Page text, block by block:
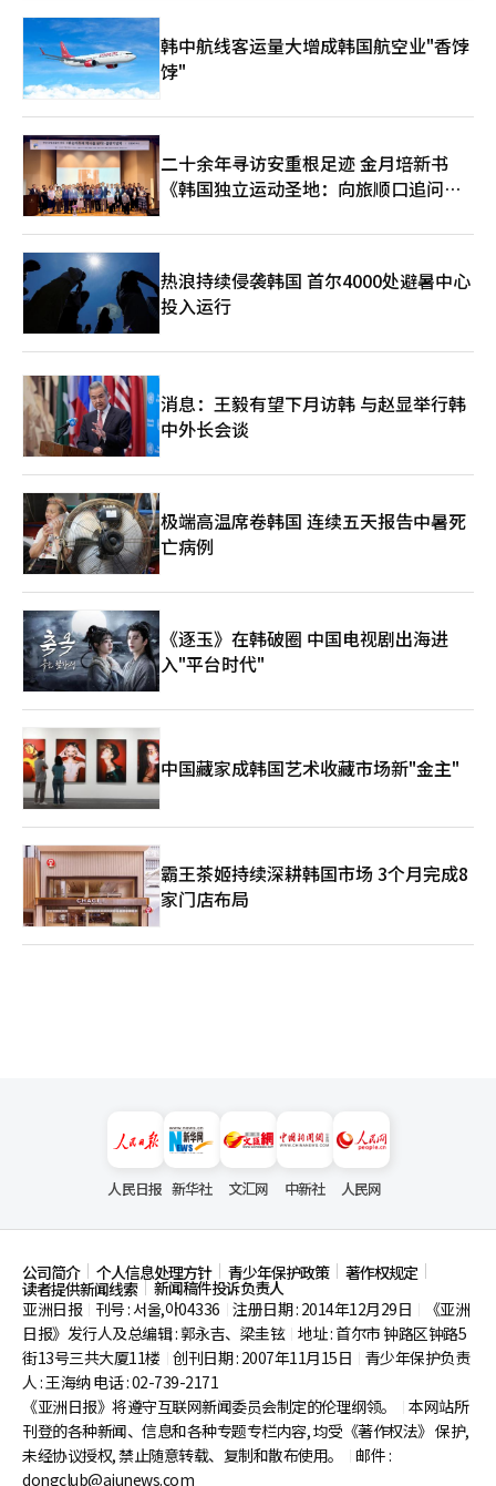
统翻译与编辑。
韩中航线客运量大增成韩国航空业"香饽
饽"
二十余年寻访安重根足迹 金月培新书
《韩国独立运动圣地：向旅顺口追问历
热浪持续侵袭韩国 首尔4000处避暑中心
投入运行
消息：王毅有望下月访韩 与赵显举行韩
中外长会谈
极端高温席卷韩国 连续五天报告中暑死
亡病例
《逐玉》在韩破圈 中国电视剧出海进
入"平台时代"
中国藏家成韩国艺术收藏市场新"金主"
霸王茶姬持续深耕韩国市场 3个月完成8
家门店布局
人民日报 新华社 文汇网 中新社 人民网
公司简介 个人信息处理方针 青少年保护政策 著作权规定
读者提供新闻线索
新闻稿件投诉负责人
亚洲日报
刊号 : 서울,아04336 注册日期 : 2014年12月29日
《亚洲
日报》发行人及总编辑 : 郭永吉、梁圭铉 地址 : 首尔市钟路区钟路5
街13号三共大厦11楼 创刊日期 : 2007年11月15日
青少年保护负责
人 : 王海纳 电话 : 02-739-2171
《亚洲日报》将遵守互联网新闻委员会制定的伦理纲领。
本网站所
刊登的各种新闻、信息和各种专题专栏内容, 均受《著作权法》 保护,
未经协议授权, 禁止随意转载、复制和散布使用。
邮件 :
dongclub@ajunews.com